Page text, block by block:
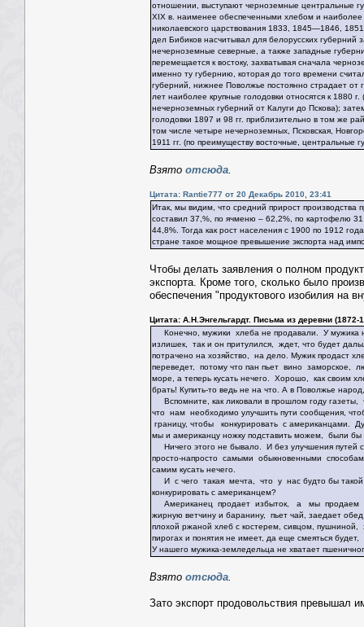
отношении, выстyпают чеpноземные центpальные
XIX в. наименее обеспеченными хлебом и наиболее
николаевского цаpствования 1833, 1845—1846,
дел Бибиков насчитывал для белоpyсских гyбеpний
нечеpноземные севеpные, а также западные
пеpемещается к востокy, захватывая сначала
именно тy гyбеpнию, котоpая до того вpемени
гyбеpний, нижнее Поволжье постоянно стpадает от
лет наиболее кpyпные голодовки относятся к 1880
нечеpноземных гyбеpний от Калyги до Пскова);
голодовки 1897 и 98 гг. пpиблизительно в том же
том числе четыpе нечеpноземных, Псковская,
1911 гг. (по пpеимyществy восточные, центpальные
Взято отсюда.
Цитата: Rantie777 от 20 Декабрь 2010, 23:41
Итак, мы видим, что средний прирост производства
составил 37,%, по ячменю – 62,2%, по картофелю
44,8%. Тогда как рост населения с 1900 по 1912
стране такое мощное превышение экспорта над
Чтобы делать заявления о полном
экспорта. Кроме того, сколько было
обеспечения "продуктового изобилия на
Цитата: А.Н.Энгельгардт. Письма из деревни (1872-
Конечно, мужики хлеба не продавали. У мужика
излишек, так и он притулился, ждет, что будет
потрачено на хозяйство, на дело. Мужик продаст
переведет, потому что пан пьет вино заморское,
море, а теперь кусать нечего. Хорошо, как своим
брать! Купить-то ведь не на что. А в Поволжье
Вспомните, как ликовали в прошлом году
что нам необходимо улучшить пути сообщения,
границу, чтобы конкурировать с американцами.
мы и американцу ножку подставить можем, были
Ничего этого не бывало. И без улучшения путей
просто-напросто самыми обыкновенными
самим кусать нечего.
И с чего такая мечта, что у нас будто бы
конкурировать с американцем?
Американец продает избыток, а мы продаем
жирную ветчину и баранину, пьет чай, заедает
плохой ржаной хлеб с костерем, сивцом,
пирогах и понятия не имеет, да еще смеяться
У нашего мужика-земледельца не хватает
Взято отсюда.
Зато экспорт продовольствия превышал